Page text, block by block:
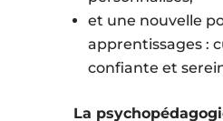
et une nouvelle
apprentissages :
confiante et
La